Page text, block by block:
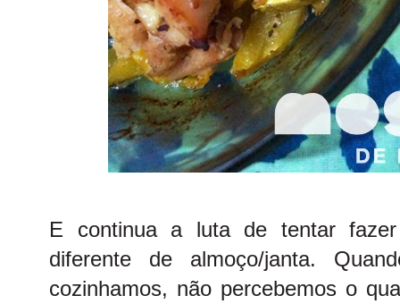
E continua a luta de tentar
diferente de almoço/janta.
cozinhamos, não percebemos o